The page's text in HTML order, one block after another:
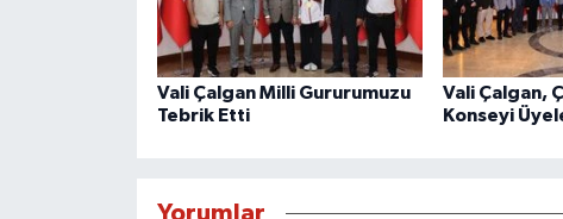
Vali Çalgan Milli Gururumuzu
Tebrik Etti
Vali Çalgan,
Konseyi
Yorumlar